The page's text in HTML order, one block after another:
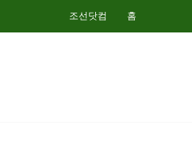
조선닷컴 홈